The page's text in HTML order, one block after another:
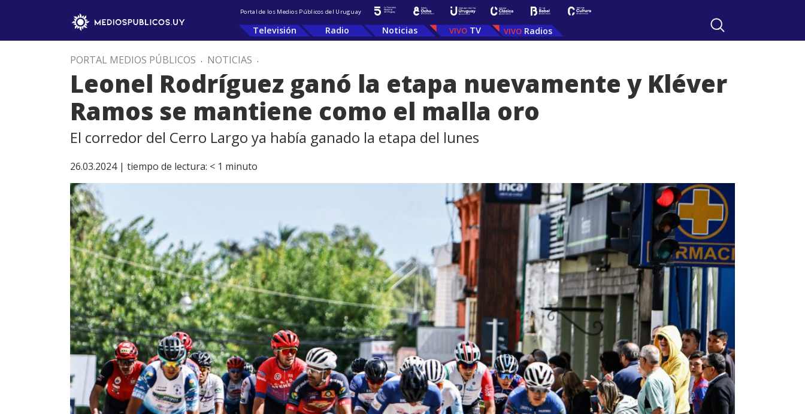
Portal de los Medios Públicos del Uruguay
Televisión Radio Noticias TV Radios
PORTAL MEDIOS PÚBLICOS . NOTICIAS .
Leonel Rodríguez ganó la etapa nuevamente y Kléver
Ramos se mantiene como el malla oro
El corredor del Cerro Largo ya había ganado la etapa del lunes
26.03.2024 | tiempo de lectura: < 1 minuto